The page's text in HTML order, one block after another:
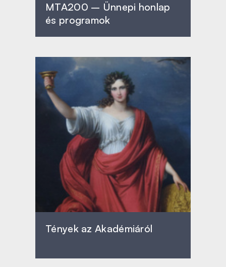
MTA200 – Ünnepi honlap
és programok
Tények az Akadémiáról